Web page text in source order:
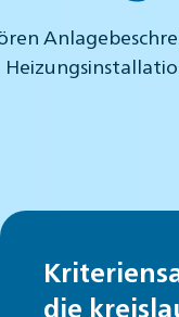
die